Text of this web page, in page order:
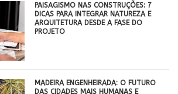
PAISAGISMO NAS CONSTRUÇÕES: 7
DICAS PARA INTEGRAR NATUREZA E
ARQUITETURA DESDE A FASE DO
PROJETO
MADEIRA ENGENHEIRADA: O FUTURO
DAS CIDADES MAIS HUMANAS E